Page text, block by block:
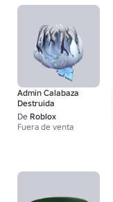
Admin Calabaza
Destruida
De Roblox
Fuera de venta